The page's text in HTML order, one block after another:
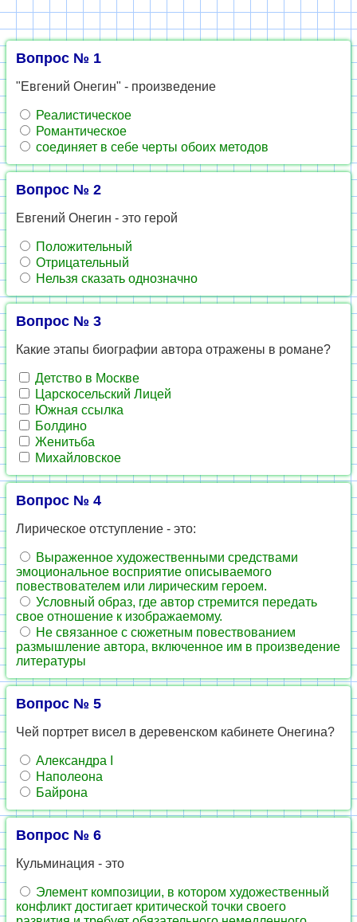
Вопрос № 1
"Евгений Онегин" - произведение
Реалистическое
Романтическое
соединяет в себе черты обоих методов
Вопрос № 2
Евгений Онегин - это герой
Положительный
Отрицательный
Нельзя сказать однозначно
Вопрос № 3
Какие этапы биографии автора отражены в романе?
Детство в Москве
Царскосельский Лицей
Южная ссылка
Болдино
Женитьба
Михайловское
Вопрос № 4
Лирическое отступление - это:
Выраженное художественными средствами
эмоциональное восприятие описываемого
повествователем или лирическим героем.
Условный образ, где автор стремится передать
свое отношение к изображаемому.
Не связанное с сюжетным повествованием
размышление автора, включенное им в произведение
литературы
Вопрос № 5
Чей портрет висел в деревенском кабинете Онегина?
Александра I
Наполеона
Байрона
Вопрос № 6
Кульминация - это
Элемент композиции, в котором художественный
конфликт достигает критической точки своего